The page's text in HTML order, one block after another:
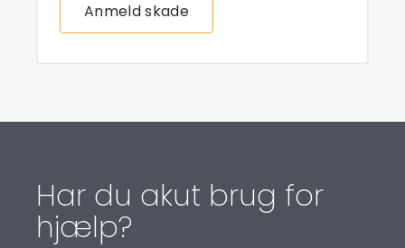
Anmeld skade
Har du akut brug for
hjælp?